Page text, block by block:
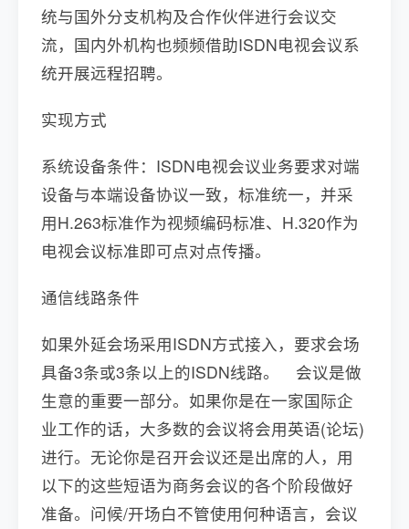
统与国外分支机构及合作伙伴进行会议交
流，国内外机构也频频借助ISDN电视会议系
统开展远程招聘。
实现方式
系统设备条件：ISDN电视会议业务要求对端
设备与本端设备协议一致，标准统一，并采
用H.263标准作为视频编码标准、H.320作为
电视会议标准即可点对点传播。
通信线路条件
如果外延会场采用ISDN方式接入，要求会场
具备3条或3条以上的ISDN线路。 会议是做
生意的重要一部分。如果你是在一家国际企
业工作的话，大多数的会议将会用英语(论坛)
进行。无论你是召开会议还是出席的人，用
以下的这些短语为商务会议的各个阶段做好
准备。问候/开场白不管使用何种语言，会议